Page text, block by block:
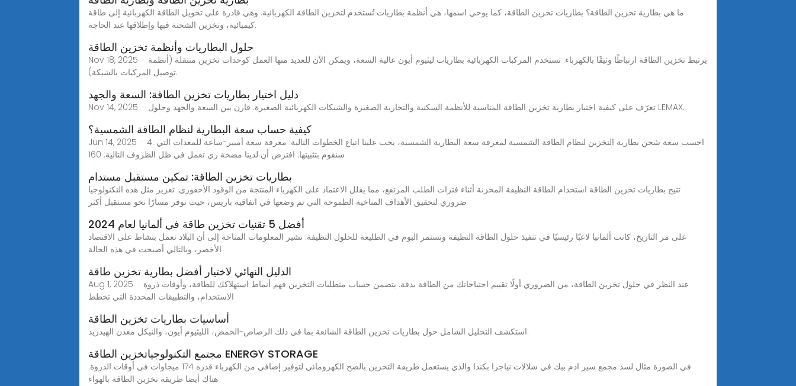
ما هي بطارية تخزين الطاقة؟ بطاريات تخزين الطاقة، كما يوحي اسمها، هي أنظمة بطاريات تُستخدم لتخزين الطاقة الكهربائية. وهي قادرة على تحويل الطاقة الكهربائية إلى طاقة
كيميائية، وتخزين الشحنة فيها وإطلاقها عند الحاجة.
حلول البطاريات وأنظمة تخزين الطاقة
Nov 18, 2025 · يرتبط تخزين الطاقة ارتباطًا وثيقًا بالكهرباء. تستخدم المركبات الكهربائية بطاريات ليثيوم أيون عالية السعة، ويمكن الآن للعديد منها العمل كوحدات تخزين متنقلة (أنظمة
توصيل المركبات بالشبكة).
دليل اختيار بطاريات تخزين الطاقة: السعة والجهد
Nov 14, 2025 · تعرّف على كيفية اختيار بطارية تخزين الطاقة المناسبة للأنظمة السكنية والتجارية الصغيرة والشبكات الكهربائية الصغيرة. قارن بين السعة والجهد وحلول LEMAX.
كيفية حساب سعة البطارية لنظام الطاقة الشمسية؟
Jun 14, 2025 · 4. احسب سعة شحن بطارية التخزين لنظام الطاقة الشمسية لمعرفة سعة البطارية الشمسية، يجب علينا اتباع الخطوات التالية: معرفة سعة أمبير-ساعة للمعدات التي
سنقوم بتثبيتها: افترض أن لدينا مضخة ري تعمل في ظل الظروف التالية: 160
بطاريات تخزين الطاقة: تمكين مستقبل مستدام
تتيح بطاريات تخزين الطاقة استخدام الطاقة النظيفة المخزنة أثناء فترات الطلب المرتفع، مما يقلل الاعتماد على الكهرباء المنتجة من الوقود الأحفوري. تعزيز مثل هذه التكنولوجيا
ضروري لتحقيق الأهداف المناخية الطموحة التي تم وضعها في اتفاقية باريس، حيث توفر مسارًا نحو مستقبل أكثر
أفضل 5 تقنيات تخزين طاقة في ألمانيا لعام 2024
على مر التاريخ، كانت ألمانيا لاعبًا رئيسيًا في تنفيذ حلول الطاقة النظيفة وتستمر اليوم في الطليعة للحلول النظيفة. تشير المعلومات المتاحة إلى أن البلاد تعمل بنشاط على الاقتصاد
الأخضر، وبالتالي أصبحت في هذه الحالة
الدليل النهائي لاختيار أفضل بطارية تخزين طاقة
Aug 1, 2025 · عند النظر في حلول تخزين الطاقة، من الضروري أولًا تقييم احتياجاتك من الطاقة بدقة. يتضمن حساب متطلبات التخزين فهم أنماط استهلاكك للطاقة، وأوقات ذروة
الاستخدام، والتطبيقات المحددة التي تخطط
أساسيات بطاريات تخزين الطاقة
استكشف التحليل الشامل حول بطاريات تخزين الطاقة الشائعة بما في ذلك الرصاص-الحمض، الليثيوم أيون، والنيكل معدن الهيدريد.
مجتمع التكنولوجياتخزين الطاقة ENERGY STORAGE
في الصورة مثال لسد مجمع سير ادم بيك في شلالات نياجرا بكندا والذي يستعمل طريقة التخزين بالضخ الكهرومائي لتوفير إضافي من الكهرباء قدره 174 ميجاوات في أوقات الذروة.
هناك أيضا طريقة تخزين الطاقة بالهواء